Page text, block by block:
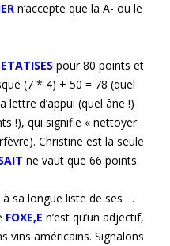
n’accepte que la A- ou le
ETATISES pour 80 points et
(7 * 4) + 50 = 78 (quel
d’appui (quel âne !)
!), qui signifie « nettoyer
Christine est la seule
ne vaut que 66 points.
sa longue liste de ses …
FOXE,E n’est qu’un adjectif,
vins américains. Signalons